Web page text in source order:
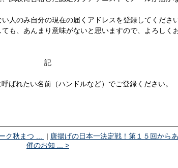
人のみ自分の現在の届くアドレスを登録してください
も、あんまり意味がないと思いますので、よろしく
記
ばれたい名前（ハンドルなど）でご登録ください。
ク秋まつ ... | 唐揚げの日本一決定戦！第１５回から
催のお知 ... >